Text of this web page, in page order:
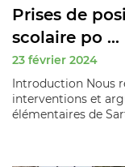
Prises de
scolaire po ...
23 février 2024
Introduction Nous
interventions et
élémentaires de